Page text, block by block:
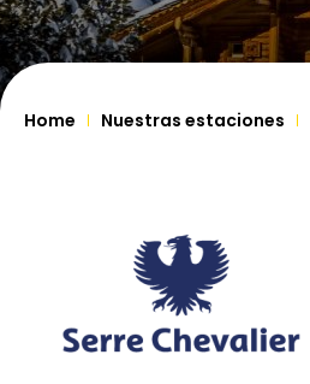
Home Nuestras estaciones